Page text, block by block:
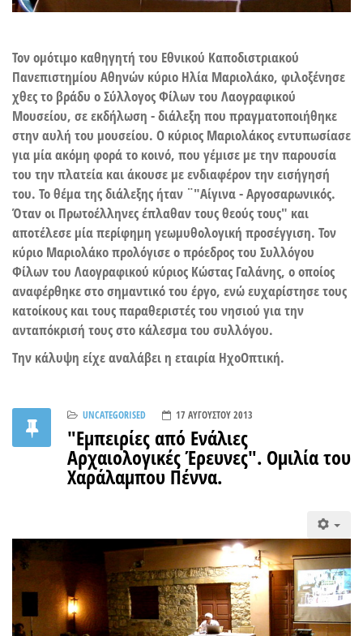
Τον ομότιμο καθηγητή του Εθνικού Καποδιστριακού
Πανεπιστημίου Αθηνών κύριο Ηλία Μαριολάκο, φιλοξένησε
χθες το βράδυ ο Σύλλογος Φίλων του Λαογραφικού
Μουσείου, σε εκδήλωση - διάλεξη που πραγματοποιήθηκε
στην αυλή του μουσείου. Ο κύριος Μαριολάκος εντυπωσίασε
για μία ακόμη φορά το κοινό, που γέμισε με την παρουσία
του την πλατεία και άκουσε με ενδιαφέρον την εισήγησή
του. Το θέμα της διάλεξης ήταν ¨"Αίγινα - Αργοσαρωνικός.
Όταν οι Πρωτοέλληνες έπλαθαν τους θεούς τους" και
αποτέλεσε μία περίφημη γεωμυθολογική προσέγγιση. Τον
κύριο Μαριολάκο προλόγισε ο πρόεδρος του Συλλόγου
Φίλων του Λαογραφικού κύριος Κώστας Γαλάνης, ο οποίος
αναφέρθηκε στο σημαντικό του έργο, ενώ ευχαρίστησε τους
κατοίκους και τους παραθεριστές του νησιού για την
ανταπόκρισή τους στο κάλεσμα του συλλόγου.
Την κάλυψη είχε αναλάβει η εταιρία ΗχοΟπτική.
UNCATEGORISED 17 ΑΥΓΟΎΣΤΟΥ 2013
"Εμπειρίες από Ενάλιες
Αρχαιολογικές Έρευνες". Ομιλία του
Χαράλαμπου Πέννα.